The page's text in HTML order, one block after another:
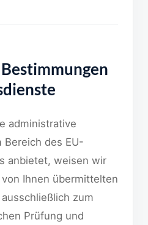
administrative
des EU-
anbietet, weisen wir
Ihnen übermittelten
zum
Prüfung und